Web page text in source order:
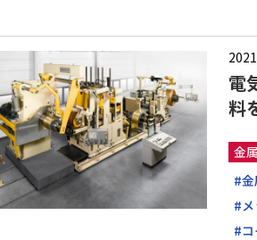
電
料
金
#
#
#